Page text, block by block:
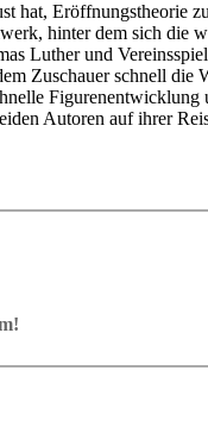
hat, Eröffnungstheorie
hinter dem sich die
Luther und
Zuschauer schnell
Autoren auf ihrer
key positions, the
board graphics,